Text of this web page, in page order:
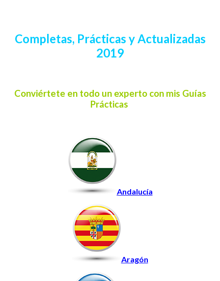
Completas, Prácticas y Actualizadas
2019
Conviértete en todo un experto con mis Guías
Prácticas
Andalucía
Aragón